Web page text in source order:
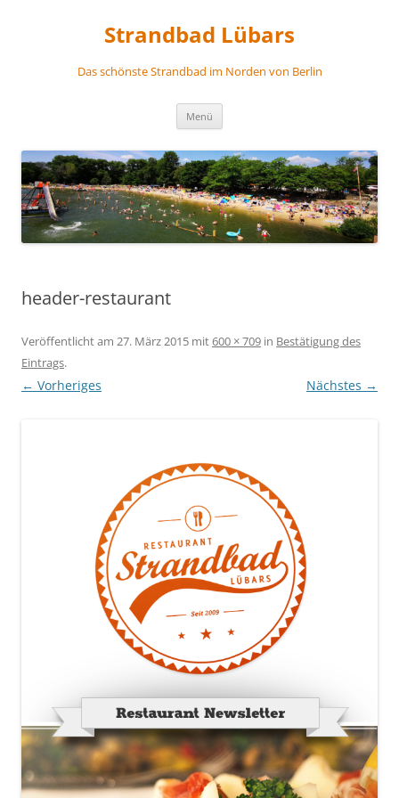
Strandbad Lübars
Das schönste Strandbad im Norden von Berlin
Menü
header-restaurant
Veröffentlicht am 27. März 2015 mit600 × 709 in Bestätigung des
Eintrags.
← Vorheriges Nächstes →